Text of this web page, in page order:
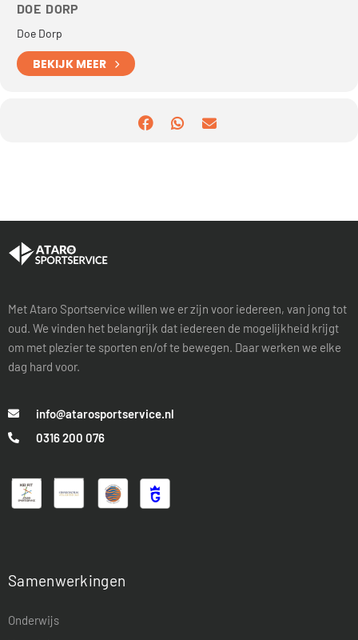
DOE DORP
Doe Dorp
BEKIJK MEER
Met Ataro Sportservice willen we er zijn voor iedereen, van jong tot
oud. We vinden het belangrijk dat iedereen de mogelijkheid krijgt
om met plezier te sporten en/of te bewegen. Daar werken we elke
dag hard voor.
info@atarosportservice.nl
0316 200 076
Samenwerkingen
Onderwijs